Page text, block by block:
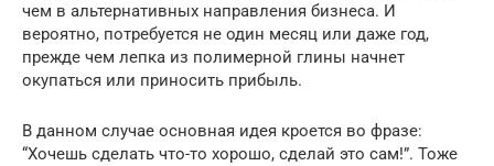
чем в альтернативных направления бизнеса. И
вероятно, потребуется не один месяц или даже год,
прежде чем лепка из полимерной глины начнет
окупаться или приносить прибыль.
В данном случае основная идея кроется во фразе:
“Хочешь сделать что-то хорошо, сделай это сам!”. Тоже